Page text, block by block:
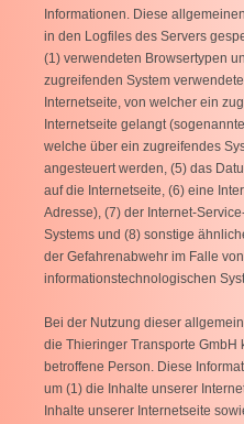
Informationen. Diese
in den Logfiles des Servers
(1) verwendeten Browsertypen
zugreifenden System
Internetseite, von welcher ein
Internetseite gelangt
welche über ein zugreifendes
angesteuert werden, (5) das
auf die Internetseite, (6) eine
Adresse), (7) der Internet-
Systems und (8) sonstige
der Gefahrenabwehr im Falle
informationstechnologischen
Bei der Nutzung dieser
die Thieringer Transporte GmbH
betroffene Person. Diese
um (1) die Inhalte unserer
Inhalte unserer Internetseite